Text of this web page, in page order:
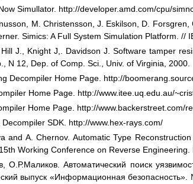
Simullator. http://developer.amd.com/cpu/
M. Christensson, J. Eskilson, D.
Simics: A Full System Simulation Platform. //
J., Knight J,. Davidson J. Software tamper
N 12, Dep. of Comp. Sci., Univ. of Virginia, 2000.
Decompiler Home Page. http://
Home Page. http://www.itee.uq.edu.au/
Home Page. http://www.backerstreet.com/
Decompiler SDK. http://www.hex-rays.com/
and A. Chernov. Automatic Type
Working Conference on Reverse
О.Р.Маликов. Автоматический поиск
выпуск «Информационная